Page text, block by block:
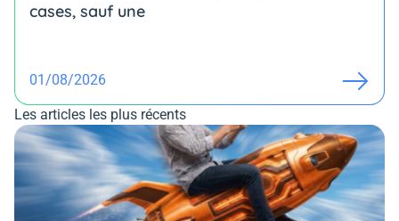
cases, sauf une
01/08/2026
Les articles les plus récents